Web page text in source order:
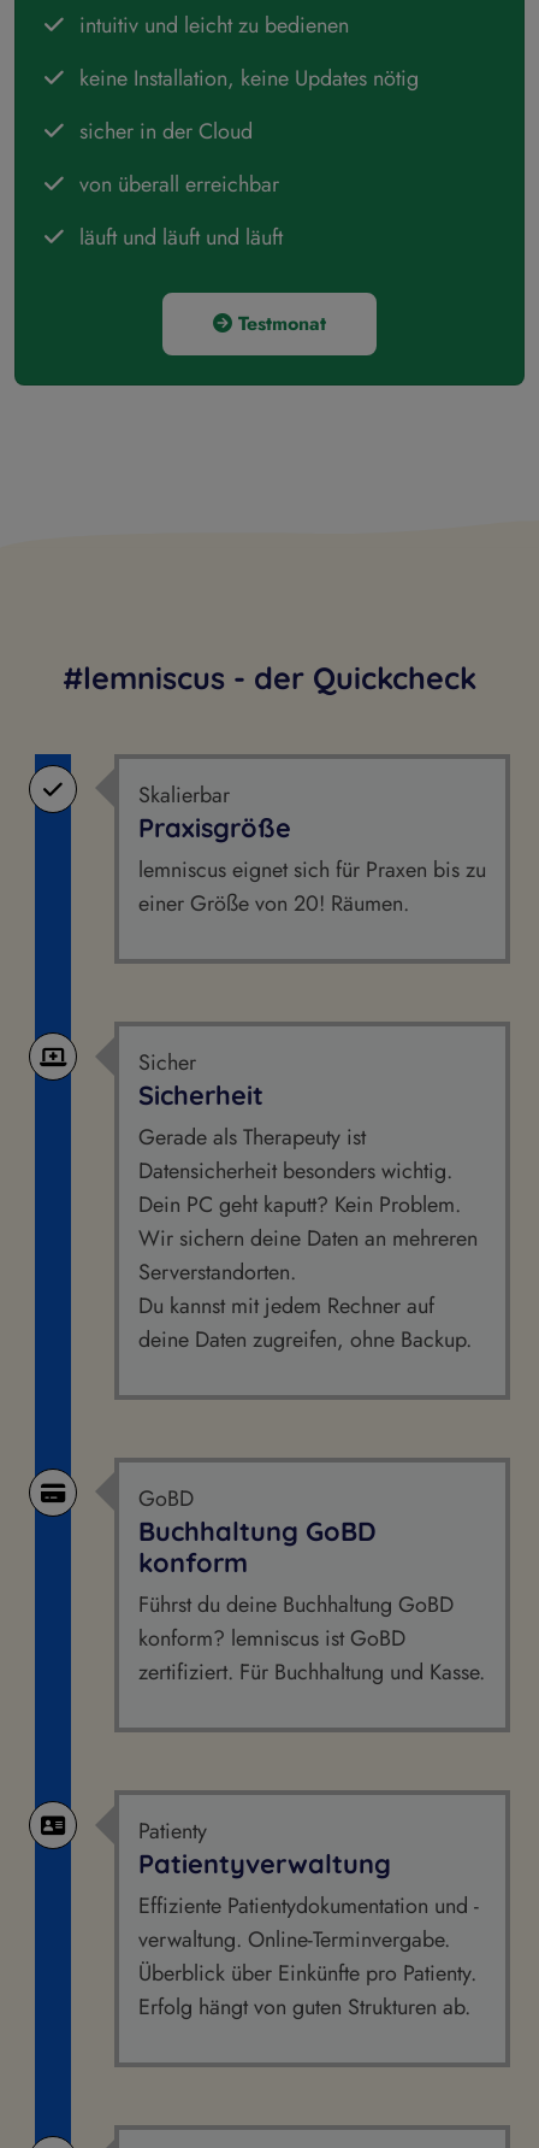
intuitiv und leicht zu bedienen
keine Installation, keine Updates nötig
sicher in der Cloud
von überall erreichbar
läuft und läuft und läuft
Testmonat
#lemniscus - der Quickcheck
Skalierbar
Praxisgröße
lemniscus eignet sich für Praxen bis zu
einer Größe von 20! Räumen.
Sicher
Sicherheit
Gerade als Therapeuty ist
Datensicherheit besonders wichtig.
Dein PC geht kaputt? Kein Problem.
Wir sichern deine Daten an mehreren
Serverstandorten.
Du kannst mit jedem Rechner auf
deine Daten zugreifen, ohne Backup.
GoBD
Buchhaltung GoBD
konform
Führst du deine Buchhaltung GoBD
konform? lemniscus ist GoBD
zertifiziert. Für Buchhaltung und Kasse.
Patienty
Patientyverwaltung
Effiziente Patientydokumentation und -
verwaltung. Online-Terminvergabe.
Überblick über Einkünfte pro Patienty.
Erfolg hängt von guten Strukturen ab.